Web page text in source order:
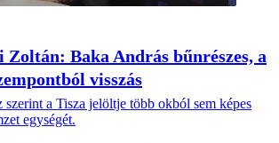
Baka András bűnrészes, a
visszás
a Tisza jelöltje több okból sem képes
egységét.